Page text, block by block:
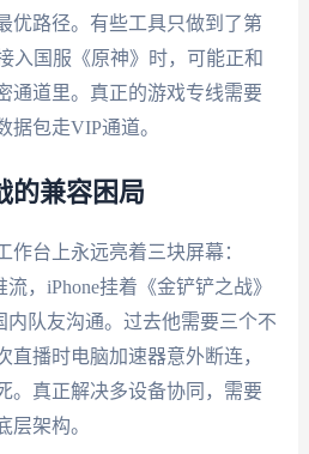
优路径。有些工具只做到了第
入国服《原神》时，可能正和
通道里。真正的游戏专线需要
据包走VIP通道。
的兼容困局
作台上永远亮着三块屏幕：
，iPhone挂着《金铲铲之战》
内队友沟通。过去他需要三个不
直播时电脑加速器意外断连，
。真正解决多设备协同，需要
层架构。